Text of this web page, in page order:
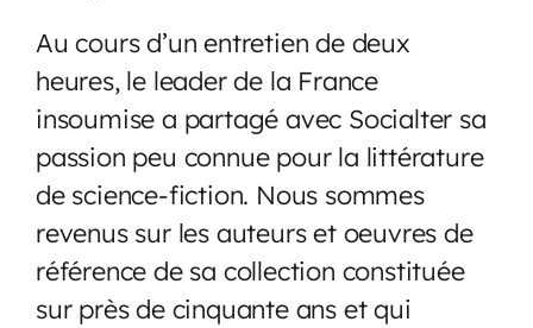
Au cours d’un entretien de deux
heures, le leader de la France
insoumise a partagé avec Socialter sa
passion peu connue pour la littérature
de science-fiction. Nous sommes
revenus sur les auteurs et oeuvres de
référence de sa collection constituée
sur près de cinquante ans et qui